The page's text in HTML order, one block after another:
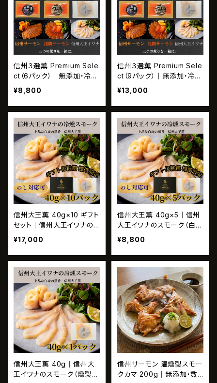
信州３選薫 Premium Sele
ct（6パック）｜無添加・冷燻
製３種ギフト（信州サーモ
ン・浅間サーモン・信州大王
イワナ）
¥8,800
信州３選薫 Premium Sele
ct（9パック）｜無添加・冷燻
製３種ギフト（信州サーモ
ン・浅間サーモン・信州大王
イワナ）
¥13,000
信州大王薫 40g×10 ギフト
セット｜信州大王イワナの
スモーク（白身・無添加）｜
信州のギフト おすすめ
¥17,000
信州大王薫 40g×5｜信州
大王イワナのスモーク（白身
魚・無添加・冷燻）｜長野の
ギフト／お歳暮・お中元に
¥8,800
信州大王薫 40g｜信州大
王イワナのスモーク（燻製）
信州サーモン 温燻製スモー
クカマ 200g｜無添加・数